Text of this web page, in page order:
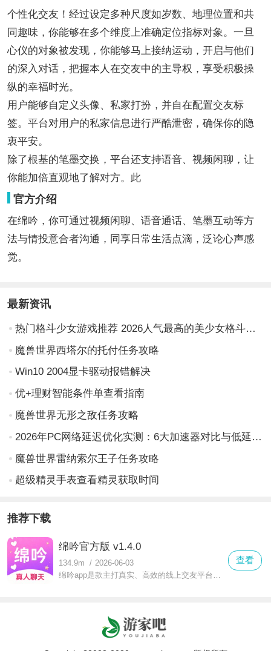
个性化交友！经过设定多种尺度如岁数、地理位置和共
同趣味，你能够在多个维度上准确定位指标对象。一旦
心仪的对象被发现，你能够马上接纳运动，开启与他们
的深入对话，把握本人在交友中的主导权，享受积极操
纵的幸福时光。
用户能够自定义头像、私家打扮，并自在配置交友标
签。平台对用户的私家信息进行严酷泄密，确保你的隐
衷平安。
除了根基的笔墨交换，平台还支持语音、视频闲聊，让
你能加倍直观地了解对方。此
官方介绍
在绵吟，你可通过视频闲聊、语音通话、笔墨互动等方
法与情投意合者沟通，同享日常生活点滴，泛论心声感
觉。
最新资讯
热门格斗少女游戏推荐 2026人气最高的美少女格斗手游合集
魔兽世界西塔尔的托付任务攻略
Win10 2004显卡驱动报错解决
优+理财智能条件单查看指南
魔兽世界无形之敌任务攻略
2026年PC网络延迟优化实测：6大加速器对比与低延迟方案深度分析
魔兽世界雷纳索尔王子任务攻略
超级精灵手表查看精灵获取时间
推荐下载
绵吟官方版 v1.4.0
134.9m / 2026-06-03
查看